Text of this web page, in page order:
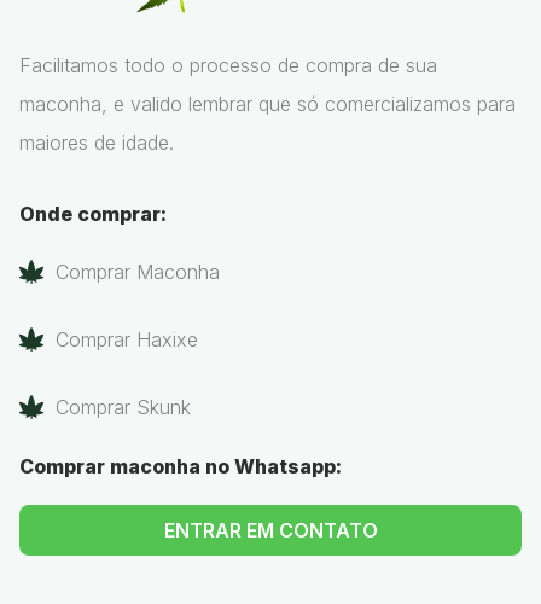
Facilitamos todo o processo de compra de sua
maconha, e valido lembrar que só comercializamos para
maiores de idade.
Onde comprar:
Comprar Maconha
Comprar Haxixe
Comprar Skunk
Comprar maconha no Whatsapp:
ENTRAR EM CONTATO